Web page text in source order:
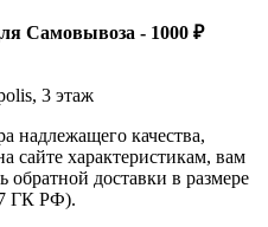
Самовывоза - 1000 ₽
3 этаж
надлежащего качества,
сайте характеристикам, вам
обратной доставки в размере
ГК РФ).